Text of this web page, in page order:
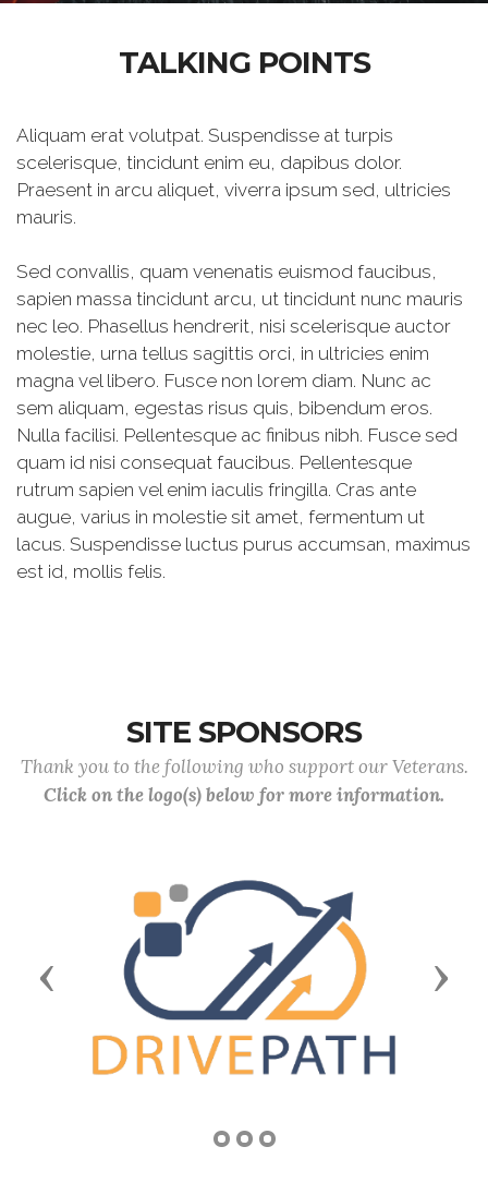
TALKING POINTS
Aliquam erat volutpat. Suspendisse at turpis
scelerisque, tincidunt enim eu, dapibus dolor.
Praesent in arcu aliquet, viverra ipsum sed, ultricies
mauris.
Sed convallis, quam venenatis euismod faucibus,
sapien massa tincidunt arcu, ut tincidunt nunc mauris
nec leo. Phasellus hendrerit, nisi scelerisque auctor
molestie, urna tellus sagittis orci, in ultricies enim
magna vel libero. Fusce non lorem diam. Nunc ac
sem aliquam, egestas risus quis, bibendum eros.
Nulla facilisi. Pellentesque ac finibus nibh. Fusce sed
quam id nisi consequat faucibus. Pellentesque
rutrum sapien vel enim iaculis fringilla. Cras ante
augue, varius in molestie sit amet, fermentum ut
lacus. Suspendisse luctus purus accumsan, maximus
est id, mollis felis.
SITE SPONSORS
Thank you to the following who support our Veterans.
Click on the logo(s) below for more information.
Previous Next